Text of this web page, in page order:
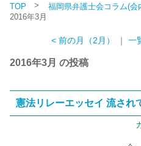
TOP > 福岡県弁護士会コラム(
2016年3月
< 前の月（2月） ｜ 一
2016年3月 の投稿
憲法リレーエッセイ 流され